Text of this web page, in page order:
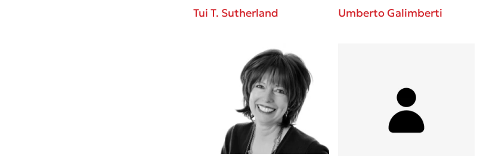
Tui T. Sutherland Umberto Galimberti